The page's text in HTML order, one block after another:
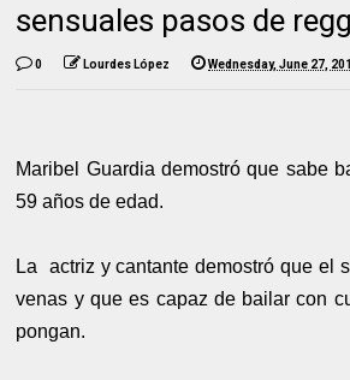
sensuales pasos de
0 Lourdes López Wednesday, June 27,
Maribel Guardia demostró que sabe
59 años de edad.
La actriz y cantante demostró que el
venas y que es capaz de bailar con
pongan.